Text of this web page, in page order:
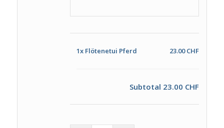
1x Flötenetui Pferd 23.00 CHF
Subtotal 23.00 CHF